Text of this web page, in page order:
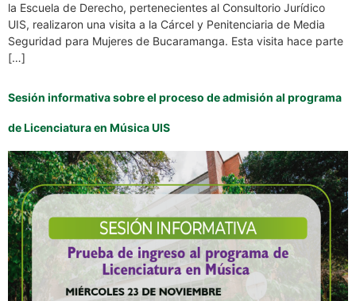
la Escuela de Derecho, pertenecientes al Consultorio Jurídico
UIS, realizaron una visita a la Cárcel y Penitenciaria de Media
Seguridad para Mujeres de Bucaramanga. Esta visita hace parte
[…]
Sesión informativa sobre el proceso de admisión al programa
de Licenciatura en Música UIS